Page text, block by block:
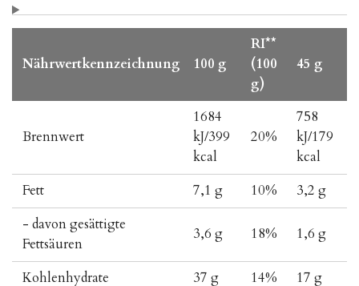
Nährwertkennzeichnung 100 g
RI**
(100
g)
45 g
Brennwert
1684
kJ/399
kcal
20%
758
kJ/179
kcal
Fett
7,1 g 10%
3,2 g
- davon gesättigte
Fettsäuren
3,6 g 18% 1,6 g
Kohlenhydrate 37 g 14%
17 g